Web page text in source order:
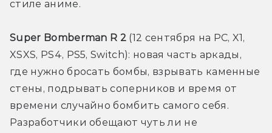
стиле аниме.
Super Bomberman R 2 (12 сентября на PC, X1,
XSXS, PS4, PS5, Switch): новая часть аркады,
где нужно бросать бомбы, взрывать каменные
стены, подрывать соперников и время от
времени случайно бомбить самого себя.
Разработчики обещают чуть ли не